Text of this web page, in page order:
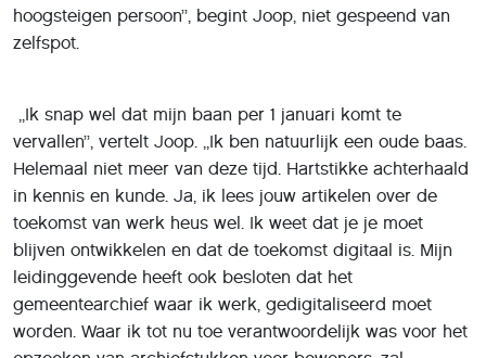
hoogsteigen persoon’’, begint Joop, niet gespeend van
zelfspot.
,,Ik snap wel dat mijn baan per 1 januari komt te
vervallen’’, vertelt Joop. ,,Ik ben natuurlijk een oude baas.
Helemaal niet meer van deze tijd. Hartstikke achterhaald
in kennis en kunde. Ja, ik lees jouw artikelen over de
toekomst van werk heus wel. Ik weet dat je je moet
blijven ontwikkelen en dat de toekomst digitaal is. Mijn
leidinggevende heeft ook besloten dat het
gemeentearchief waar ik werk, gedigitaliseerd moet
worden. Waar ik tot nu toe verantwoordelijk was voor het